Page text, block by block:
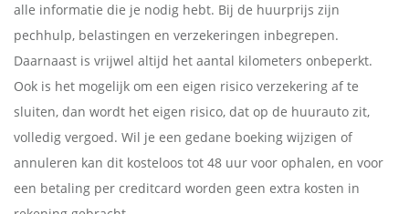
alle informatie die je nodig hebt. Bij de huurprijs zijn
pechhulp, belastingen en verzekeringen inbegrepen.
Daarnaast is vrijwel altijd het aantal kilometers onbeperkt.
Ook is het mogelijk om een eigen risico verzekering af te
sluiten, dan wordt het eigen risico, dat op de huurauto zit,
volledig vergoed. Wil je een gedane boeking wijzigen of
annuleren kan dit kosteloos tot 48 uur voor ophalen, en voor
een betaling per creditcard worden geen extra kosten in